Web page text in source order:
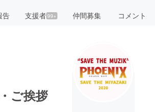
告 支援者99+ 仲間募集 コメント
ご挨拶